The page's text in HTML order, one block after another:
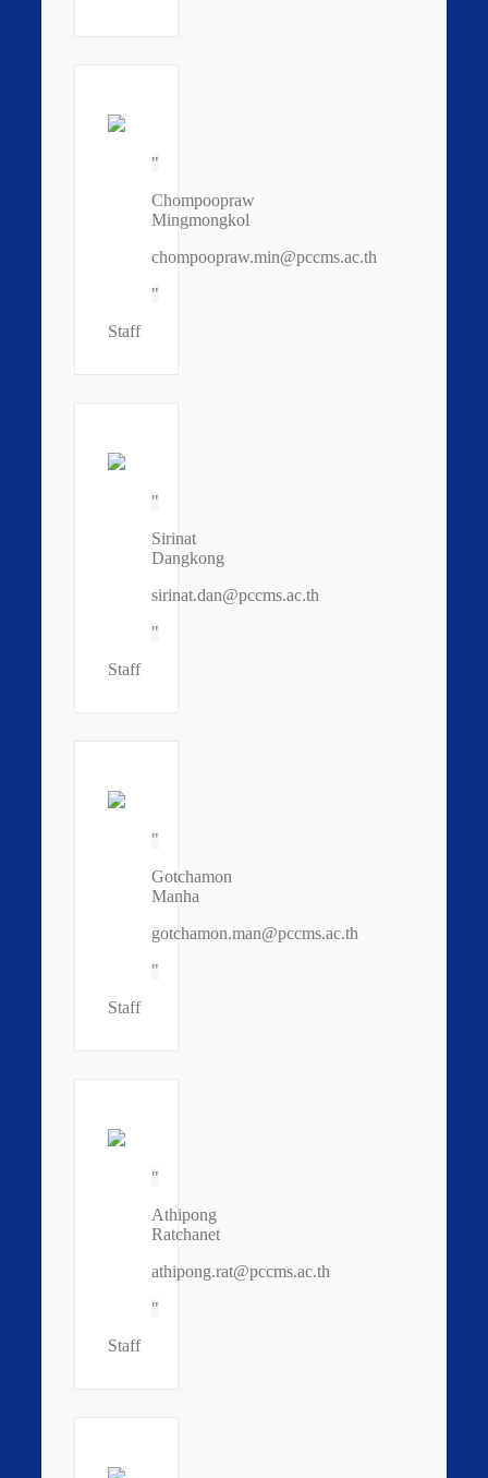
Chompoopraw
Mingmongkol
chompoopraw.min@pccms.ac.th
Staff
Sirinat
Dangkong
sirinat.dan@pccms.ac.th
Staff
Gotchamon
Manha
gotchamon.man@pccms.ac.th
Staff
Athipong
Ratchanet
athipong.rat@pccms.ac.th
Staff